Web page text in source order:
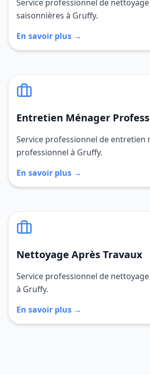
Service professionnel de
saisonnières à Gruffy.
En savoir plus →
Entretien Ménager
Service professionnel de entretien
professionnel à Gruffy.
En savoir plus →
Nettoyage Après Travaux
Service professionnel de
à Gruffy.
En savoir plus →